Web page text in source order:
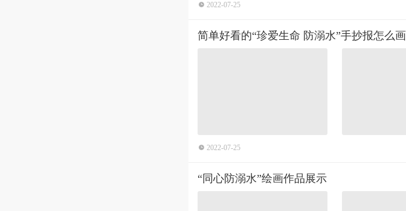
2022-07-25
简单好看的“珍爱生命 防溺水”手抄报怎么画
2022-07-25
“同心防溺水”绘画作品展示